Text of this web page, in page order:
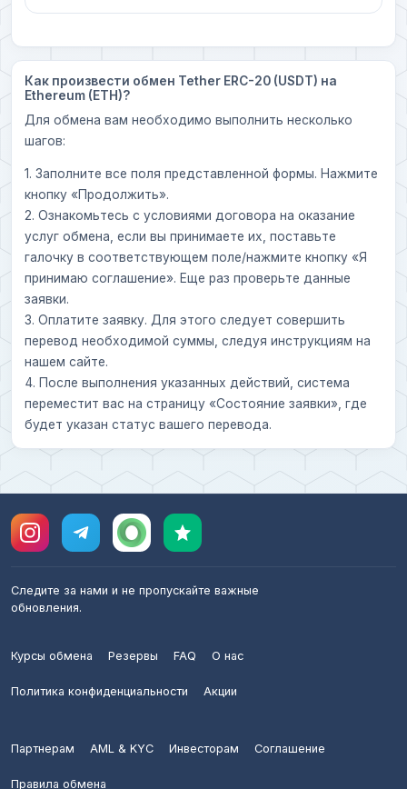
Как произвести обмен Tether ERC-20 (USDT) на
Ethereum (ETH)?
Для обмена вам необходимо выполнить несколько
шагов:
1. Заполните все поля представленной формы. Нажмите
кнопку «Продолжить».
2. Ознакомьтесь с условиями договора на оказание
услуг обмена, если вы принимаете их, поставьте
галочку в соответствующем поле/нажмите кнопку «Я
принимаю соглашение». Еще раз проверьте данные
заявки.
3. Оплатите заявку. Для этого следует совершить
перевод необходимой суммы, следуя инструкциям на
нашем сайте.
4. После выполнения указанных действий, система
переместит вас на страницу «Состояние заявки», где
будет указан статус вашего перевода.
Следите за нами и не пропускайте важные
обновления.
Курсы обмена Резервы FAQ О нас
Политика конфиденциальности Акции
Партнерам AML & KYC Инвесторам Соглашение
Правила обмена